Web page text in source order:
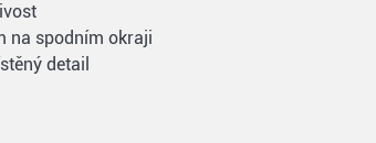
na spodním okraji
detail